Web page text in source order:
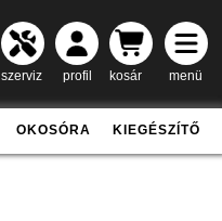
szerviz profil kosár menü
OKOSÓRA KIEGÉSZÍTŐ